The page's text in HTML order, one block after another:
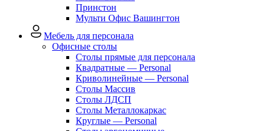
Принстон
Мульти Офис Вашингтон
Мебель для персонала
Офисные столы
Столы прямые для персонала
Квадратные — Personal
Криволинейные — Personal
Столы Массив
Столы ЛДСП
Столы Металлокаркас
Круглые — Personal